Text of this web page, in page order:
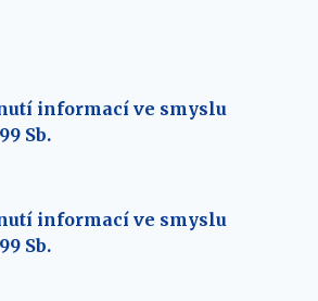
informací ve smyslu
Sb.
informací ve smyslu
Sb.